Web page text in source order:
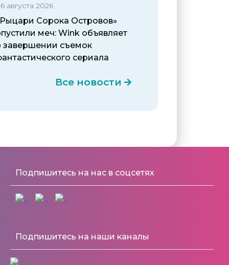
августа 2026
Сорока Островов»
меч: Wink объявляет
завершении съемок
сериала
Все новости
Подпишитесь на нас в соцсетях
Подпишитесь на наши каналы